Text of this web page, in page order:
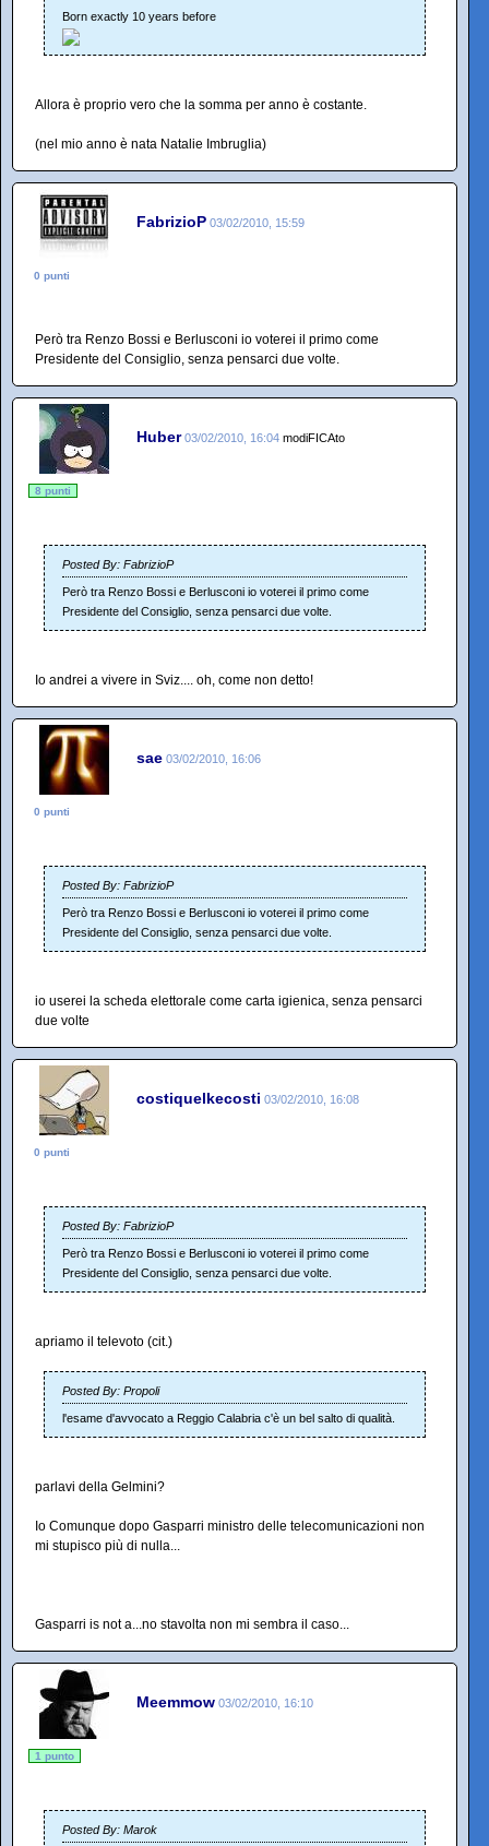
Born exactly 10 years before
Allora è proprio vero che la somma per anno è costante.
(nel mio anno è nata Natalie Imbruglia)
FabrizioP 03/02/2010, 15:59
0 punti
Però tra Renzo Bossi e Berlusconi io voterei il primo come
Presidente del Consiglio, senza pensarci due volte.
Huber 03/02/2010, 16:04 modiFICAto
8 punti
Posted By: FabrizioP
Però tra Renzo Bossi e Berlusconi io voterei il primo come
Presidente del Consiglio, senza pensarci due volte.
Io andrei a vivere in Sviz.... oh, come non detto!
sae 03/02/2010, 16:06
0 punti
Posted By: FabrizioP
Però tra Renzo Bossi e Berlusconi io voterei il primo come
Presidente del Consiglio, senza pensarci due volte.
io userei la scheda elettorale come carta igienica, senza pensarci
due volte
costiquelkecosti 03/02/2010, 16:08
0 punti
Posted By: FabrizioP
Però tra Renzo Bossi e Berlusconi io voterei il primo come
Presidente del Consiglio, senza pensarci due volte.
apriamo il televoto (cit.)
Posted By: Propoli
l'esame d'avvocato a Reggio Calabria c'è un bel salto di qualità.
parlavi della Gelmini?
Io Comunque dopo Gasparri ministro delle telecomunicazioni non
mi stupisco più di nulla...
Gasparri is not a...no stavolta non mi sembra il caso...
Meemmow 03/02/2010, 16:10
1 punto
Posted By: Marok